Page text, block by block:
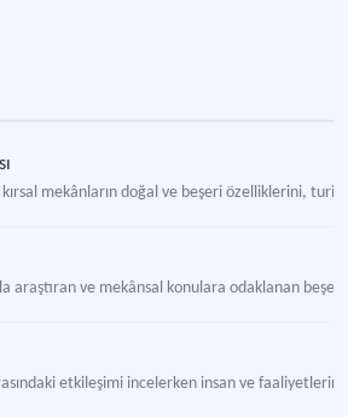
mekânların doğal ve beşeri özelliklerini,
araştıran ve mekânsal konulara odaklanan
etkileşimi incelerken insan ve faaliyetlerini